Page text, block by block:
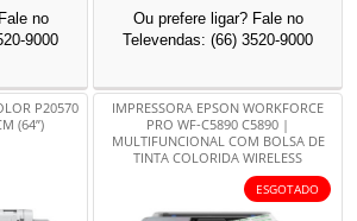
no
9000
Ou prefere ligar? Fale no
Televendas: (66) 3520-9000
P20570
(64”)
IMPRESSORA EPSON WORKFORCE
PRO WF-C5890 C5890 |
MULTIFUNCIONAL COM BOLSA DE
TINTA COLORIDA WIRELESS
ESGOTADO